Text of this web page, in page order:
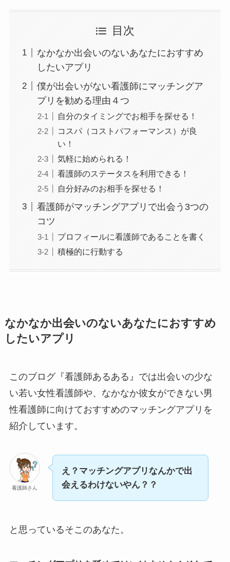
目次
なかなか出会いのないあなたにおすすめ
したいアプリ
僕が出会いがない看護師にマッチングア
プリを勧める理由４つ
自分のタイミングでお相手を探せる！
コスパ（コストパフォーマンス）が良
い！
気軽に始められる！
看護師のステータスを利用できる！
自分好みのお相手を探せる！
看護師がマッチングアプリで出会う3つの
コツ
プロフィールに看護師であることを書く
積極的に行動する
なかなか出会いのないあなたにおすすめ
したいアプリ
このブログ『看護師あるある』では出会いの少な
い若い女性看護師や、なかなか彼女ができない男
性看護師に向けておすすめのマッチングアプリを
紹介しています。
看護師さん
え？マッチングアプリなんかで出
会えるわけないやん？？
と思っているそこのあなた。